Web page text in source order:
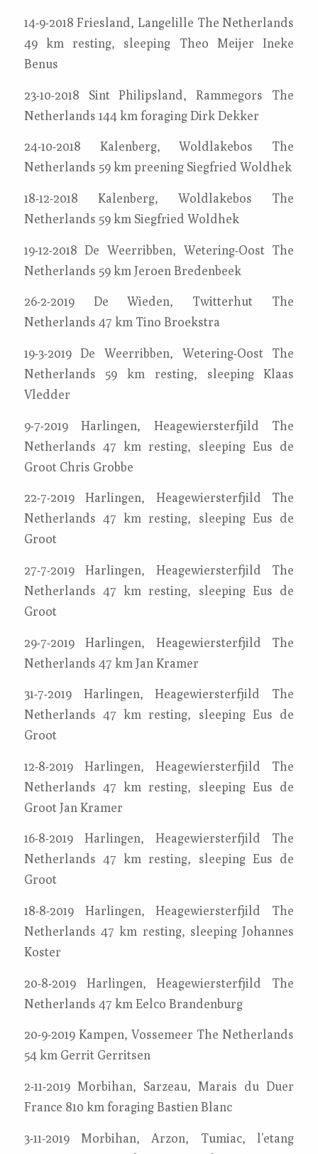
14-9-2018 Friesland, Langelille The Netherlands
49 km resting, sleeping Theo Meijer Ineke
Benus
23-10-2018 Sint Philipsland, Rammegors The
Netherlands 144 km foraging Dirk Dekker
24-10-2018 Kalenberg, Woldlakebos The
Netherlands 59 km preening Siegfried Woldhek
18-12-2018 Kalenberg, Woldlakebos The
Netherlands 59 km Siegfried Woldhek
19-12-2018 De Weerribben, Wetering-Oost The
Netherlands 59 km Jeroen Bredenbeek
26-2-2019 De Wieden, Twitterhut The
Netherlands 47 km Tino Broekstra
19-3-2019 De Weerribben, Wetering-Oost The
Netherlands 59 km resting, sleeping Klaas
Vledder
9-7-2019 Harlingen, Heagewiersterfjild The
Netherlands 47 km resting, sleeping Eus de
Groot Chris Grobbe
22-7-2019 Harlingen, Heagewiersterfjild The
Netherlands 47 km resting, sleeping Eus de
Groot
27-7-2019 Harlingen, Heagewiersterfjild The
Netherlands 47 km resting, sleeping Eus de
Groot
29-7-2019 Harlingen, Heagewiersterfjild The
Netherlands 47 km Jan Kramer
31-7-2019 Harlingen, Heagewiersterfjild The
Netherlands 47 km resting, sleeping Eus de
Groot
12-8-2019 Harlingen, Heagewiersterfjild The
Netherlands 47 km resting, sleeping Eus de
Groot Jan Kramer
16-8-2019 Harlingen, Heagewiersterfjild The
Netherlands 47 km resting, sleeping Eus de
Groot
18-8-2019 Harlingen, Heagewiersterfjild The
Netherlands 47 km resting, sleeping Johannes
Koster
20-8-2019 Harlingen, Heagewiersterfjild The
Netherlands 47 km Eelco Brandenburg
20-9-2019 Kampen, Vossemeer The Netherlands
54 km Gerrit Gerritsen
2-11-2019 Morbihan, Sarzeau, Marais du Duer
France 810 km foraging Bastien Blanc
3-11-2019 Morbihan, Arzon, Tumiac, l’etang